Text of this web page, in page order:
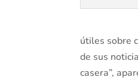
útiles sobre
de sus
casera”,